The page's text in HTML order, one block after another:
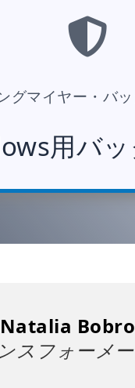
グマイヤー・バ
用バ
Natalia Bobro
スフォーメ